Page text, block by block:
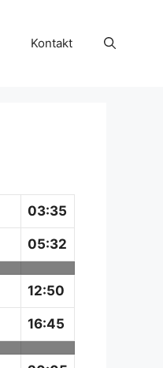
Kontakt
03:35
05:32
12:50
16:45